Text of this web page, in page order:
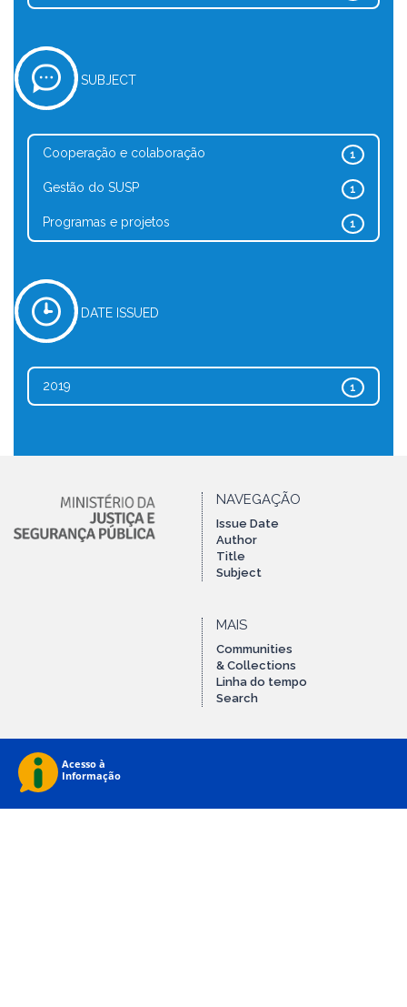
SUBJECT
1
Cooperação e colaboração
1
Gestão do SUSP
1
Programas e projetos
DATE ISSUED
1
2019
NAVEGAÇÃO
Issue Date
Author
Title
Subject
MAIS
Communities
& Collections
Linha do tempo
Search